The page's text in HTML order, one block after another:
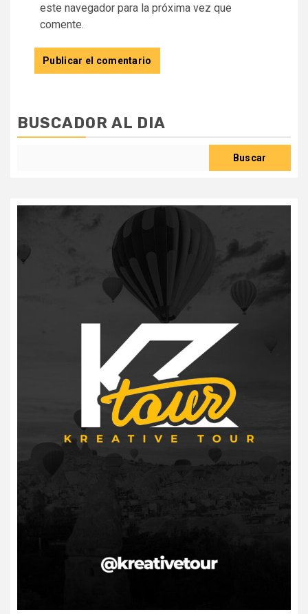
este navegador para la próxima vez que
comente.
BUSCADOR AL DIA
Buscar